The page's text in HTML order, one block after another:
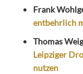
Frank
entbehrlich
Thomas
Leipziger
nutzen